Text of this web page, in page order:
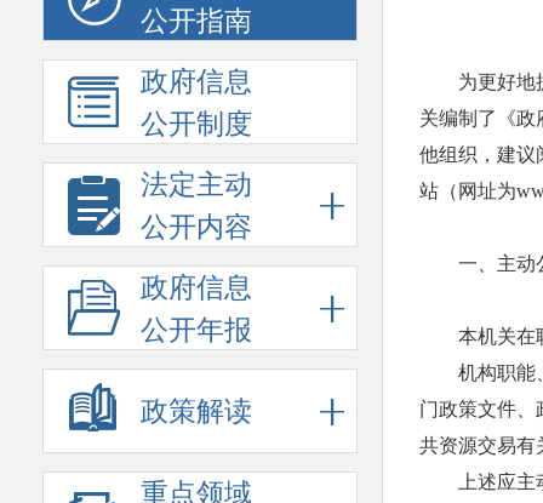
公开指南
政府信息
公开制度
法定主动
公开内容
政府信息
公开年报
政策解读
重点领域
为更好地
关编制了《政
他组织，建议
站（网址为
一、主动
本机关在
机构职能
门政策文件、
共资源交易有
上述应